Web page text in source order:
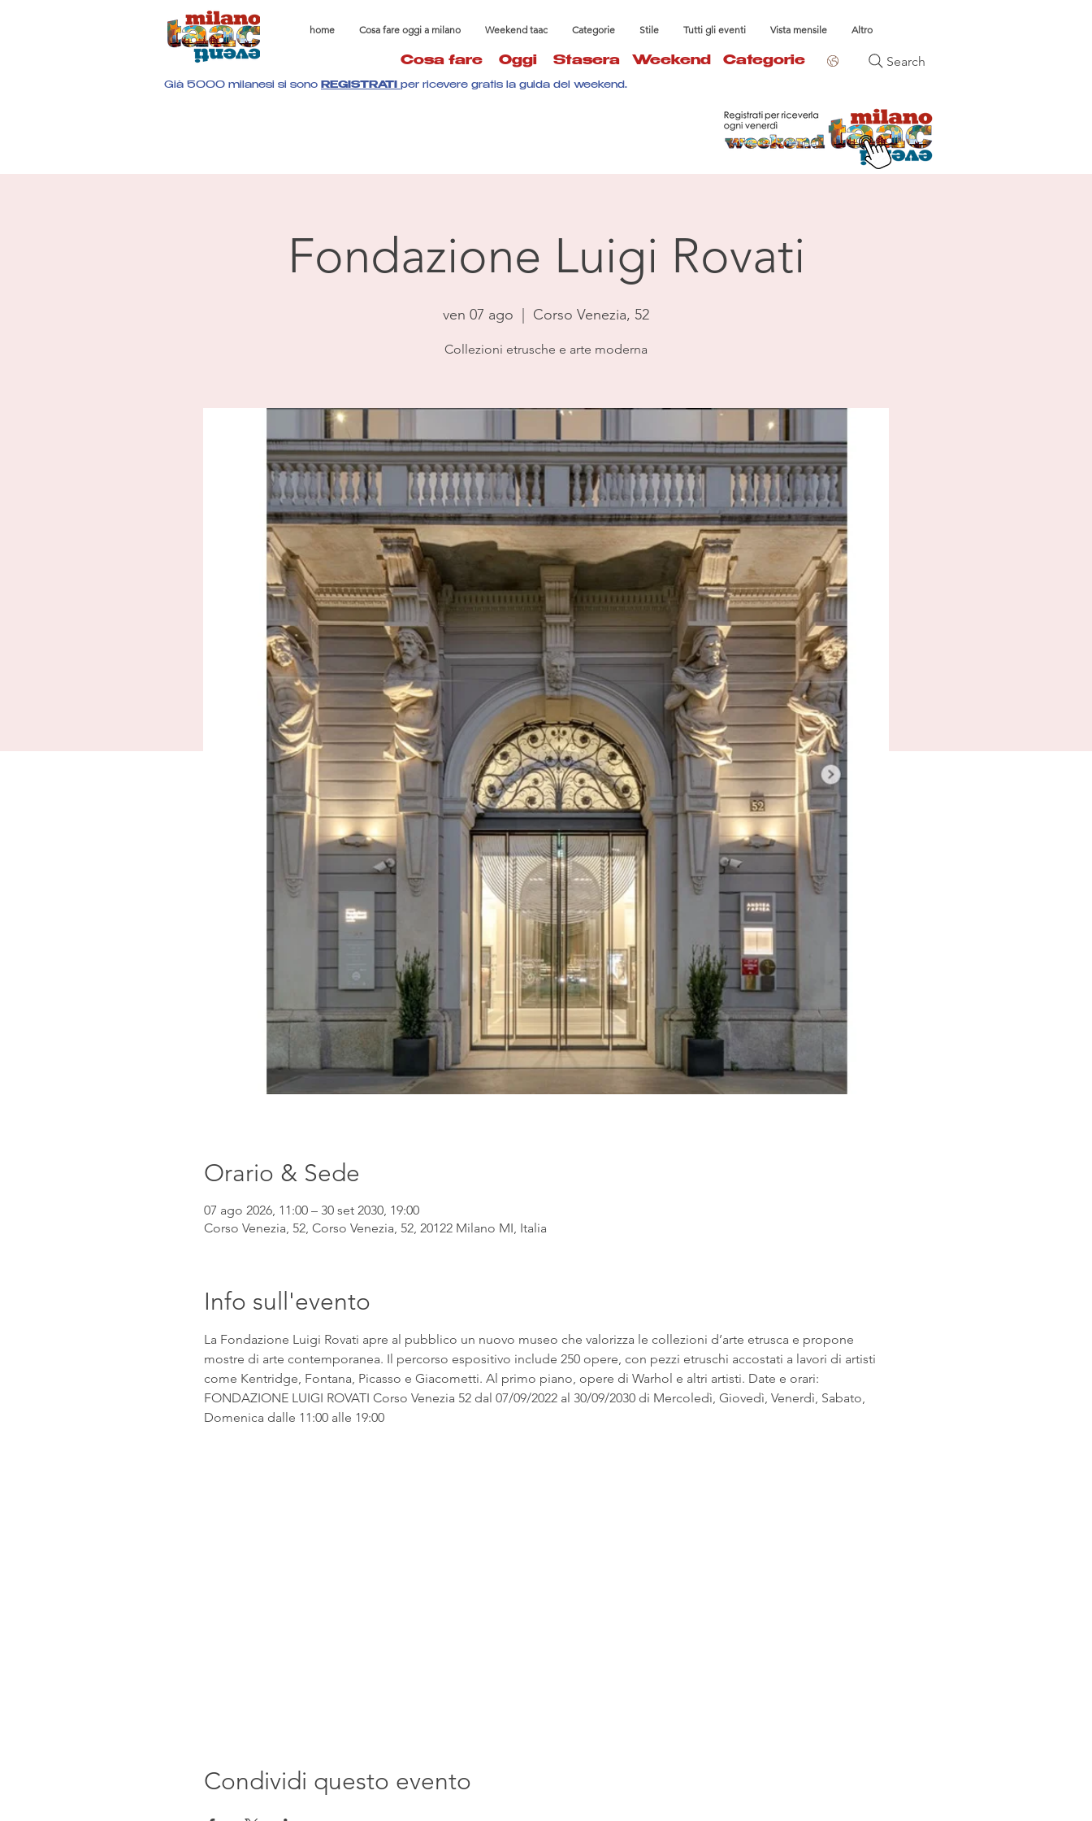
home Cosa fare oggi a milano Weekend taac Categorie Stile Tutti gli eventi Vista mensile Altro
Cosa fare Oggi Stasera Weekend Categorie Search
Già 5000 milanesi si sono REGISTRATI per ricevere gratis la guida del weekend.
Fondazione Luigi Rovati
ven 07 ago Corso Venezia, 52
Collezioni etrusche e arte moderna
Orario & Sede
07 ago 2026, 11:00 – 30 set 2030, 19:00
Corso Venezia, 52, Corso Venezia, 52, 20122 Milano MI, Italia
Info sull'evento
La Fondazione Luigi Rovati apre al pubblico un nuovo museo che valorizza le collezioni d’arte etrusca e propone
mostre di arte contemporanea. Il percorso espositivo include 250 opere, con pezzi etruschi accostati a lavori di artisti
come Kentridge, Fontana, Picasso e Giacometti. Al primo piano, opere di Warhol e altri artisti. Date e orari:
FONDAZIONE LUIGI ROVATI Corso Venezia 52 dal 07/09/2022 al 30/09/2030 di Mercoledì, Giovedì, Venerdì, Sabato,
Domenica dalle 11:00 alle 19:00
Condividi questo evento